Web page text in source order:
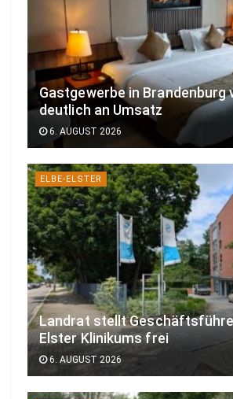
Gastgewerbe in Brandenburg
deutlich an Umsatz
6. AUGUST 2026
ELBE-ELSTER
Landrat stellt
Elster Klinikums frei
6. AUGUST 2026